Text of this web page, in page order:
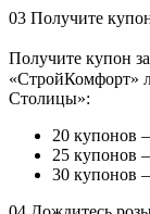
03 Получите
Получите купон
«СтройКомфорт»
Столицы»:
20 купонов
25 купонов
30 купонов